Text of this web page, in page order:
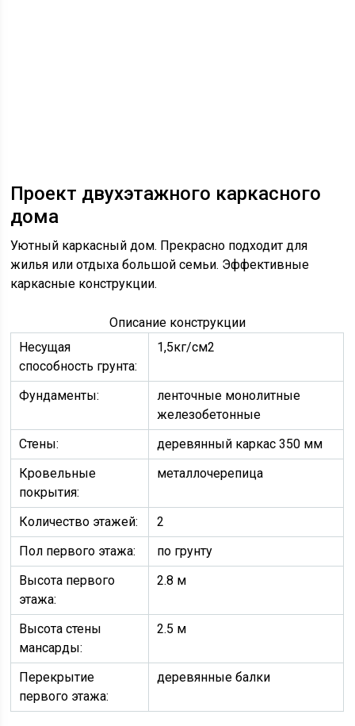
Проект двухэтажного каркасного
дома
Уютный каркасный дом. Прекрасно подходит для
жилья или отдыха большой семьи. Эффективные
каркасные конструкции.
Описание конструкции
Несущая
способность грунта:
1,5кг/см2
Фундаменты:
ленточные монолитные
железобетонные
Стены:
деревянный каркас 350 мм
Кровельные
покрытия:
металлочерепица
Количество этажей:
2
Пол первого этажа:
по грунту
Высота первого
этажа:
2.8 м
Высота стены
мансарды:
2.5 м
Перекрытие
первого этажа:
деревянные балки